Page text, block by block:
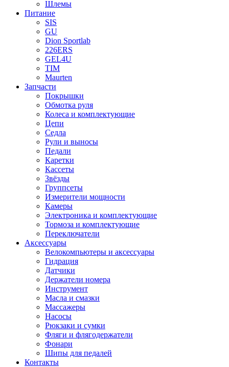
Шлемы
Питание
SIS
GU
Dion Sportlab
226ERS
GEL4U
TIM
Maurten
Запчасти
Покрышки
Обмотка руля
Колеса и комплектующие
Цепи
Седла
Рули и выносы
Педали
Каретки
Кассеты
Звёзды
Группсеты
Измерители мощности
Камеры
Электроника и комплектующие
Тормоза и комплектующие
Переключатели
Аксессуары
Велокомпьютеры и аксессуары
Гидрация
Датчики
Держатели номера
Инструмент
Масла и смазки
Массажеры
Насосы
Рюкзаки и сумки
Фляги и флягодержатели
Фонари
Шипы для педалей
Контакты